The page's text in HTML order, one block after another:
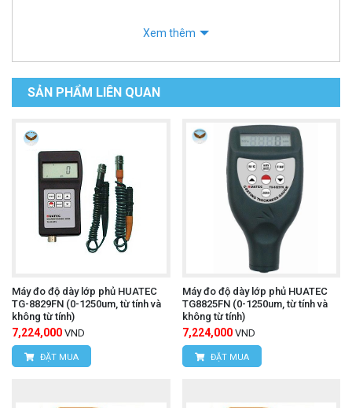
Xem thêm
SẢN PHẨM LIÊN QUAN
Máy đo độ dày lớp phủ HUATEC
TG-8829FN (0-1250um, từ tính và
không từ tính)
7,224,000 VND
ĐẶT MUA
Máy đo độ dày lớp phủ HUATEC
TG8825FN (0-1250um, từ tính và
không từ tính)
7,224,000 VND
ĐẶT MUA